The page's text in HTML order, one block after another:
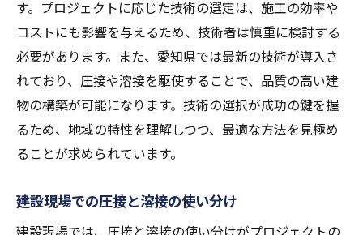
す。プロジェクトに応じた技術の選定は、施工の効率や
コストにも影響を与えるため、技術者は慎重に検討する
必要があります。また、愛知県では最新の技術が導入さ
れており、圧接や溶接を駆使することで、品質の高い建
物の構築が可能になります。技術の選択が成功の鍵を握
るため、地域の特性を理解しつつ、最適な方法を見極め
ることが求められています。
建設現場での圧接と溶接の使い分け